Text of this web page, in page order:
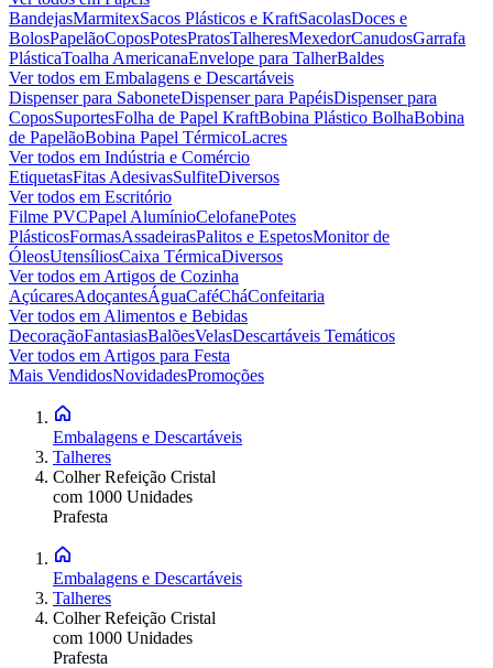
BandejasMarmitexSacos Plásticos e KraftSacolasDoces e
BolosPapelãoCoposPotesPratosTalheresMexedorCanudosGarrafa
PlásticaToalha AmericanaEnvelope para TalherBaldes
Ver todos em Embalagens e Descartáveis
Dispenser para SaboneteDispenser para PapéisDispenser para
CoposSuportesFolha de Papel KraftBobina Plástico BolhaBobina
de PapelãoBobina Papel TérmicoLacres
Ver todos em Indústria e Comércio
EtiquetasFitas AdesivasSulfiteDiversos
Ver todos em Escritório
Filme PVCPapel AlumínioCelofanePotes
PlásticosFormasAssadeirasPalitos e EspetosMonitor de
ÓleosUtensíliosCaixa TérmicaDiversos
Ver todos em Artigos de Cozinha
AçúcaresAdoçantesÁguaCaféCháConfeitaria
Ver todos em Alimentos e Bebidas
DecoraçãoFantasiasBalõesVelasDescartáveis Temáticos
Ver todos em Artigos para Festa
Mais VendidosNovidadesPromoções
Embalagens e Descartáveis
Talheres
Colher Refeição Cristal
com 1000 Unidades
Prafesta
Embalagens e Descartáveis
Talheres
Colher Refeição Cristal
com 1000 Unidades
Prafesta